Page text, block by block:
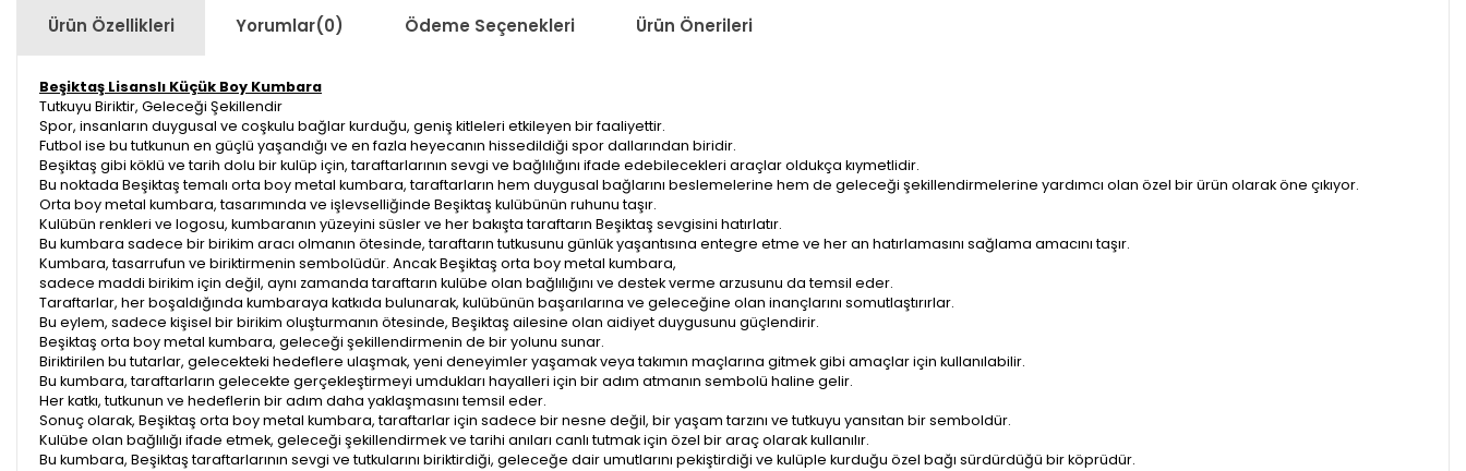
Ürün Özellikleri Yorumlar(0) Ödeme Seçenekleri Ürün Önerileri
Beşiktaş Lisanslı Küçük Boy Kumbara
Tutkuyu Biriktir, Geleceği Şekillendir
Spor, insanların duygusal ve coşkulu bağlar kurduğu, geniş kitleleri etkileyen bir faaliyettir.
Futbol ise bu tutkunun en güçlü yaşandığı ve en fazla heyecanın hissedildiği spor dallarından biridir.
Beşiktaş gibi köklü ve tarih dolu bir kulüp için, taraftarlarının sevgi ve bağlılığını ifade edebilecekleri araçlar oldukça kıymetlidir.
Bu noktada Beşiktaş temalı orta boy metal kumbara, taraftarların hem duygusal bağlarını beslemelerine hem de geleceği şekillendirmelerine yardımcı olan özel bir ürün olarak öne çıkıyor.
Orta boy metal kumbara, tasarımında ve işlevselliğinde Beşiktaş kulübünün ruhunu taşır.
Kulübün renkleri ve logosu, kumbaranın yüzeyini süsler ve her bakışta taraftarın Beşiktaş sevgisini hatırlatır.
Bu kumbara sadece bir birikim aracı olmanın ötesinde, taraftarın tutkusunu günlük yaşantısına entegre etme ve her an hatırlamasını sağlama amacını taşır.
Kumbara, tasarrufun ve biriktirmenin sembolüdür. Ancak Beşiktaş orta boy metal kumbara,
sadece maddi birikim için değil, aynı zamanda taraftarın kulübe olan bağlılığını ve destek verme arzusunu da temsil eder.
Taraftarlar, her boşaldığında kumbaraya katkıda bulunarak, kulübünün başarılarına ve geleceğine olan inançlarını somutlaştırırlar.
Bu eylem, sadece kişisel bir birikim oluşturmanın ötesinde, Beşiktaş ailesine olan aidiyet duygusunu güçlendirir.
Beşiktaş orta boy metal kumbara, geleceği şekillendirmenin de bir yolunu sunar.
Biriktirilen bu tutarlar, gelecekteki hedeflere ulaşmak, yeni deneyimler yaşamak veya takımın maçlarına gitmek gibi amaçlar için kullanılabilir.
Bu kumbara, taraftarların gelecekte gerçekleştirmeyi umdukları hayalleri için bir adım atmanın sembolü haline gelir.
Her katkı, tutkunun ve hedeflerin bir adım daha yaklaşmasını temsil eder.
Sonuç olarak, Beşiktaş orta boy metal kumbara, taraftarlar için sadece bir nesne değil, bir yaşam tarzını ve tutkuyu yansıtan bir semboldür.
Kulübe olan bağlılığı ifade etmek, geleceği şekillendirmek ve tarihi anıları canlı tutmak için özel bir araç olarak kullanılır.
Bu kumbara, Beşiktaş taraftarlarının sevgi ve tutkularını biriktirdiği, geleceğe dair umutlarını pekiştirdiği ve kulüple kurduğu özel bağı sürdürdüğü bir köprüdür.